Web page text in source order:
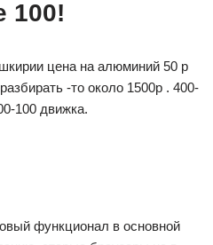
100!
цена на алюминий 50 р
-то около 1500р . 400-
100 движка.
функционал в основной